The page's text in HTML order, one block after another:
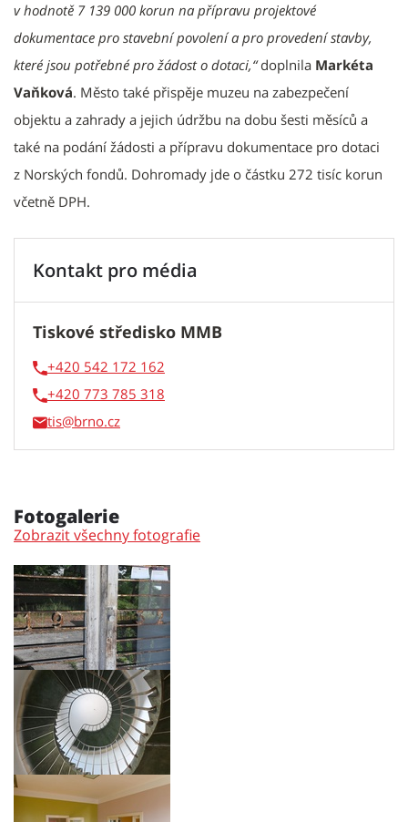
v hodnotě 7 139 000 korun na přípravu projektové
dokumentace pro stavební povolení a pro provedení stavby,
které jsou potřebné pro žádost o dotaci,“doplnila Markéta
Vaňková. Město také přispěje muzeu na zabezpečení
objektu a zahrady a jejich údržbu na dobu šesti měsíců a
také na podání žádosti a přípravu dokumentace pro dotaci
z Norských fondů. Dohromady jde o částku 272 tisíc korun
včetně DPH.
Kontakt pro média
Tiskové středisko MMB
+420 542 172 162
+420 773 785 318
tis
Fotogalerie
Zobrazit všechny fotografie